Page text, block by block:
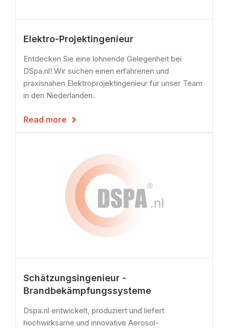
Elektro-Projektingenieur
Entdecken Sie eine lohnende Gelegenheit bei
DSpa.nl! Wir suchen einen erfahrenen und
praxisnahen Elektroprojektingenieur für unser Team
in den Niederlanden.
Read more 
Schätzungsingenieur -
Brandbekämpfungssysteme
Dspa.nl entwickelt, produziert und liefert
hochwirksame und innovative Aerosol-